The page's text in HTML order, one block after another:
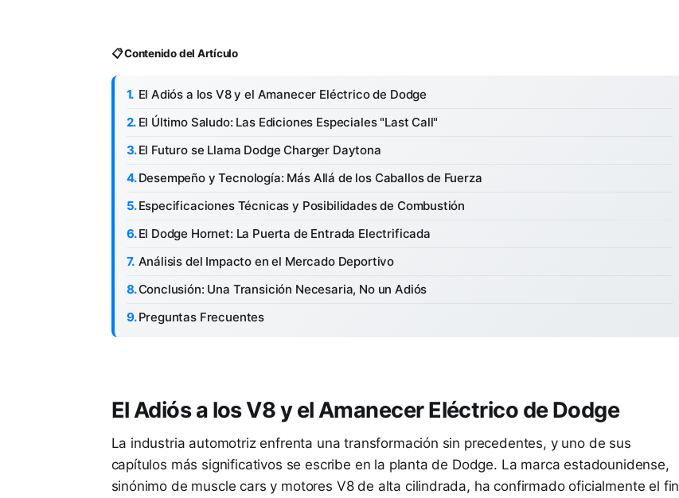
📋 Contenido del Artículo
El Adiós a los V8 y el Amanecer Eléctrico de Dodge
El Último Saludo: Las Ediciones Especiales "Last Call"
El Futuro se Llama Dodge Charger Daytona
Desempeño y Tecnología: Más Allá de los Caballos de Fuerza
Especificaciones Técnicas y Posibilidades de Combustión
El Dodge Hornet: La Puerta de Entrada Electrificada
Análisis del Impacto en el Mercado Deportivo
Conclusión: Una Transición Necesaria, No un Adiós
Preguntas Frecuentes
El Adiós a los V8 y el Amanecer Eléctrico de Dodge
La industria automotriz enfrenta una transformación sin precedentes, y uno de sus
capítulos más significativos se escribe en la planta de Dodge. La marca estadounidense,
sinónimo de muscle cars y motores V8 de alta cilindrada, ha confirmado oficialmente el fin